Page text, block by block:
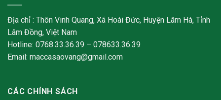
Địa chỉ : Thôn Vinh Quang, Xã Hoài Đức, Huyện Lâm Hà, Tỉnh
Lâm Đồng, Việt Nam
Hotline: 0768.33.36.39 – 078633.36.39
Email: maccasaovang@gmail.com
CÁC CHÍNH SÁCH